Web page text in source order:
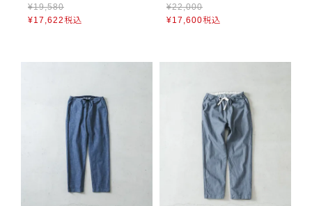
¥19,580
¥17,622税込
¥22,000
¥17,600税込